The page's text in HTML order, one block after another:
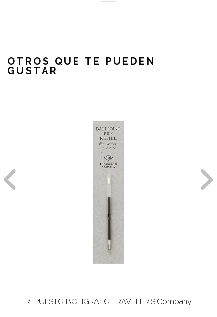
OTROS QUE TE PUEDEN
GUSTAR
REPUESTO BOLIGRAFO TRAVELER'S Company